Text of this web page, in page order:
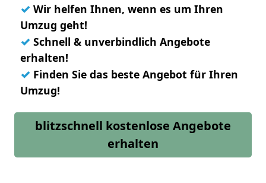
✓ Wir helfen Ihnen, wenn es um Ihren
Umzug geht!
✓ Schnell & unverbindlich Angebote
erhalten!
✓ Finden Sie das beste Angebot für Ihren
Umzug!
blitzschnell kostenlose Angebote
erhalten